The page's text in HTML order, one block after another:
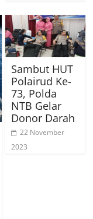
Sambut HUT
Polairud Ke-
73, Polda
NTB Gelar
Donor Darah
22 November
2023